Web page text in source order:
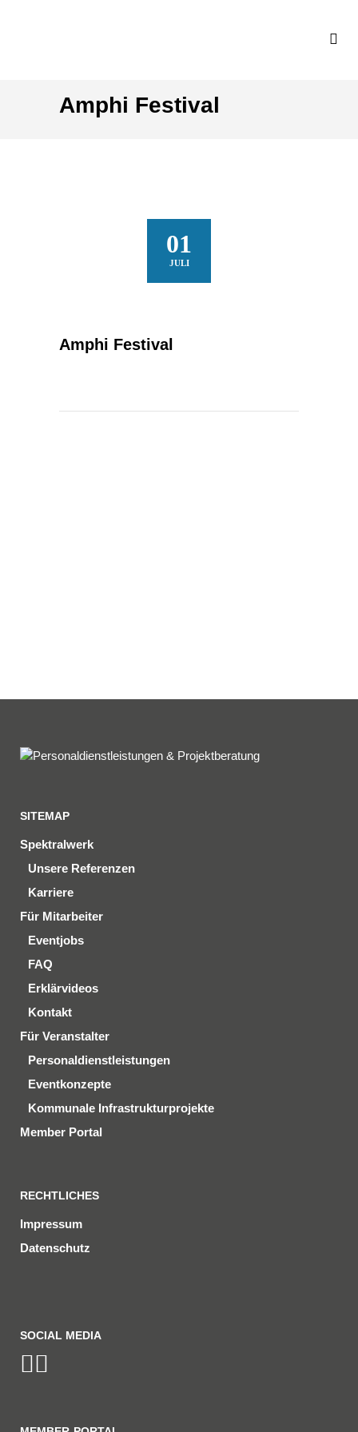
Amphi Festival
01
JULI
Amphi Festival
SITEMAP
Spektralwerk
Unsere Referenzen
Karriere
Für Mitarbeiter
Eventjobs
FAQ
Erklärvideos
Kontakt
Für Veranstalter
Personaldienstleistungen
Eventkonzepte
Kommunale Infrastrukturprojekte
Member Portal
RECHTLICHES
Impressum
Datenschutz
SOCIAL MEDIA